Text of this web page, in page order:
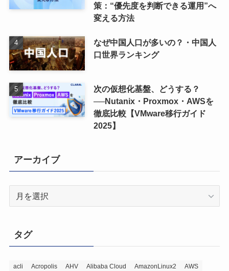
策：“優先度を判断できる運用”へ
変える方法
なぜ中国人口が多いの？・中国人
口世界ランキング
次の仮想化基盤、どうする？
──Nutanix・Proxmox・AWSを
徹底比較【VMware移行ガイド
2025】
アーカイブ
ブ
タグ
acli Acropolis AHV Alibaba Cloud AmazonLinux2
AWS